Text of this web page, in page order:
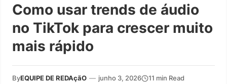
Como usar trends de áudio
no TikTok para crescer muito
mais rápido
ByEQUIPE DE REDAçãO — junho 3, 2026 11 min Read